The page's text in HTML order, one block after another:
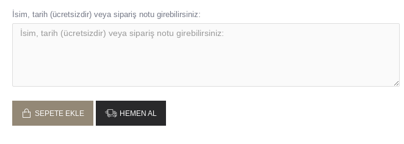
İsim, tarih (ücretsizdir) veya sipariş notu girebilirsiniz:
SEPETE EKLE HEMEN AL